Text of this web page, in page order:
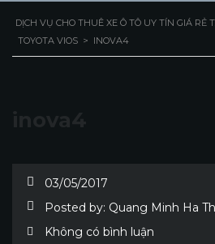
DỊCH VỤ CHO THUÊ XE Ô TÔ UY TÍN GIÁ RẺ
TOYOTA VIOS > INOVA4
03/05/2017
Posted by: Quang Minh Ha
Không có bình luận